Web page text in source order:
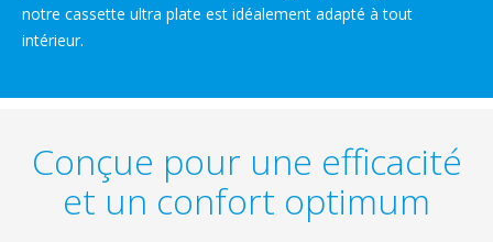
notre cassette ultra plate est idéalement adapté à tout
intérieur.
Conçue pour une efficacité
et un confort optimum